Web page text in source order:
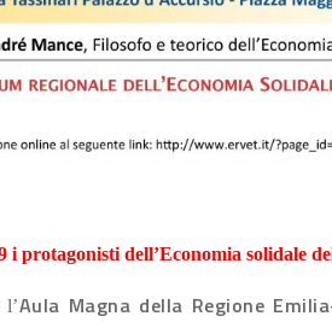
i protagonisti dell’Economia solidale
Aula Magna della Regione